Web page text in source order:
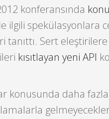
konferansında
ilgili spekülasyonlara
tanıttı. Sert
kısıtlayan yeni API
konusunda daha